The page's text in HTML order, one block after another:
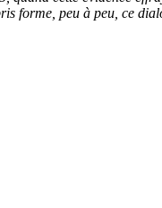
forme, peu à peu, ce